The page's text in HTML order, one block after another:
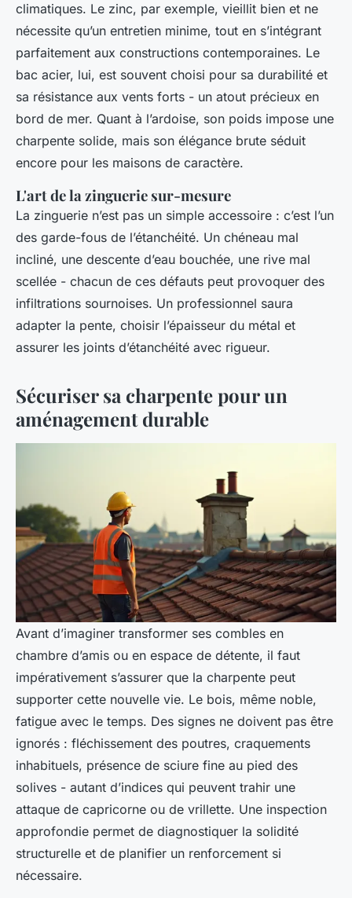
climatiques. Le zinc, par exemple, vieillit bien et ne
nécessite qu’un entretien minime, tout en s’intégrant
parfaitement aux constructions contemporaines. Le
bac acier, lui, est souvent choisi pour sa durabilité et
sa résistance aux vents forts - un atout précieux en
bord de mer. Quant à l’ardoise, son poids impose une
charpente solide, mais son élégance brute séduit
encore pour les maisons de caractère.
L'art de la zinguerie sur-mesure
La zinguerie n’est pas un simple accessoire : c’est l’un
des garde-fous de l’étanchéité. Un chéneau mal
incliné, une descente d’eau bouchée, une rive mal
scellée - chacun de ces défauts peut provoquer des
infiltrations sournoises. Un professionnel saura
adapter la pente, choisir l’épaisseur du métal et
assurer les joints d’étanchéité avec rigueur.
Sécuriser sa charpente pour un
aménagement durable
Avant d’imaginer transformer ses combles en
chambre d’amis ou en espace de détente, il faut
impérativement s’assurer que la charpente peut
supporter cette nouvelle vie. Le bois, même noble,
fatigue avec le temps. Des signes ne doivent pas être
ignorés : fléchissement des poutres, craquements
inhabituels, présence de sciure fine au pied des
solives - autant d’indices qui peuvent trahir une
attaque de capricorne ou de vrillette. Une inspection
approfondie permet de diagnostiquer la solidité
structurelle et de planifier un renforcement si
nécessaire.